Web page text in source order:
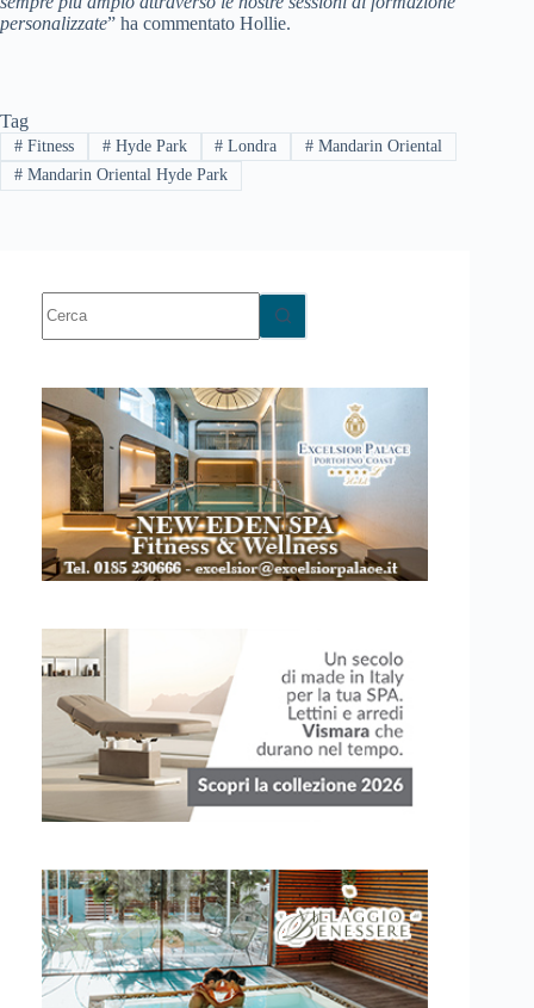
personalizzate” ha commentato Hollie.
Tag
#Fitness #Hyde Park # Londra # Mandarin Oriental
#Mandarin Oriental Hyde Park
risultato